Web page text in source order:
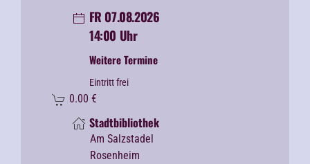
FR 07.08.2026
14:00 Uhr
Weitere Termine
Eintritt frei
0.00 €
Stadtbibliothek
Am Salzstadel
Rosenheim